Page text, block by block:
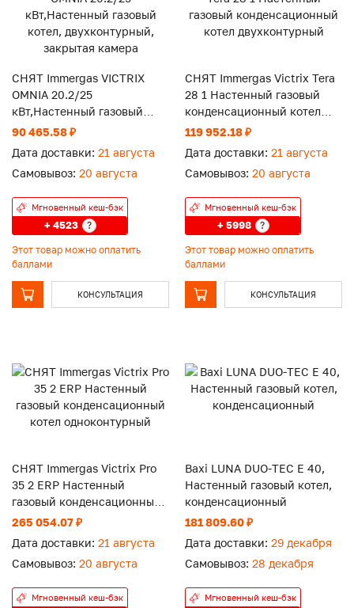
СНЯТ Immergas VICTRIX
OMNIA 20.2/25
кВт,Настенный газовый
котел, двухконтурный,
90 465.58 ₽
Дата доставки: 21 августа
Самовывоз: 20 августа
Мгновенный кеш-бэк
+ 4523 ?
Этот товар можно оплатить
баллами
КОНСУЛЬТАЦИЯ
СНЯТ Immergas Victrix Tera
28 1 Настенный газовый
конденсационный котел
двухконтурный
119 952.18 ₽
Дата доставки: 21 августа
Самовывоз: 20 августа
Мгновенный кеш-бэк
+ 5998 ?
Этот товар можно оплатить
баллами
КОНСУЛЬТАЦИЯ
СНЯТ Immergas Victrix Pro
35 2 ERP Настенный
газовый конденсационный
котел одноконтурный
265 054.07 ₽
Дата доставки: 21 августа
Самовывоз: 20 августа
Мгновенный кеш-бэк
Baxi LUNA DUO-TEC E 40,
Настенный газовый котел,
конденсационный
181 809.60 ₽
Дата доставки: 29 декабря
Самовывоз: 28 декабря
Мгновенный кеш-бэк